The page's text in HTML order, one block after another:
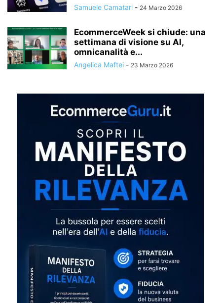
Samuele Camatari - 24 Marzo 2026
EcommerceWeek si chiude: una
settimana di visione su AI,
omnicanalità e...
Angelica Maftei - 23 Marzo 2026